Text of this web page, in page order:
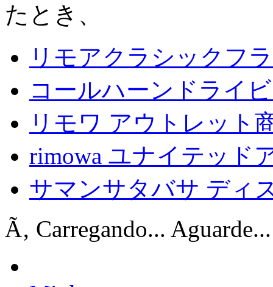
たとき、
リモアクラシックフ
コールハーンドライ
リモワ アウトレット
rimowa ユナイテッド
サマンサタバサ ディ
Ã‚ Carregando... Aguarde...